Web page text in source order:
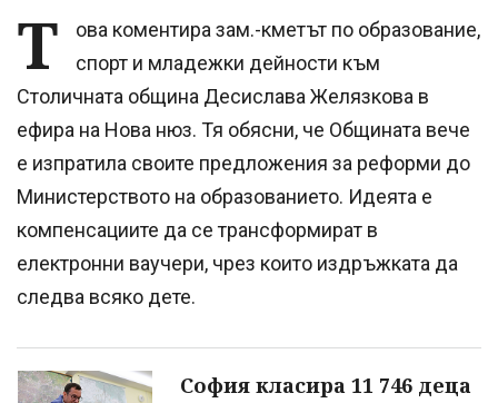
Т
ова коментира зам.-кметът по образование,
спорт и младежки дейности към
Столичната община Десислава Желязкова в
ефира на Нова нюз. Тя обясни, че Общината вече
е изпратила своите предложения за реформи до
Министерството на образованието. Идеята е
компенсациите да се трансформират в
електронни ваучери, чрез които издръжката да
следва всяко дете.
София класира 11 746 деца